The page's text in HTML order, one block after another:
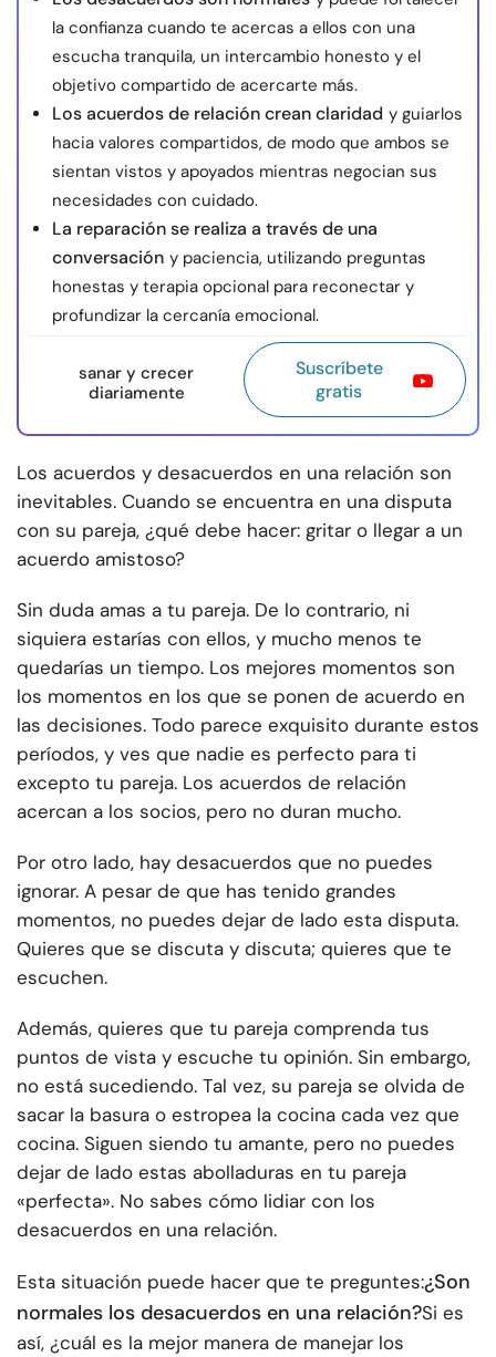
la confianza cuando te acercas a ellos con una
escucha tranquila, un intercambio honesto y el
objetivo compartido de acercarte más.
Los acuerdos de relación crean claridad y guiarlos
hacia valores compartidos, de modo que ambos se
sientan vistos y apoyados mientras negocian sus
necesidades con cuidado.
La reparación se realiza a través de una
conversación y paciencia, utilizando preguntas
honestas y terapia opcional para reconectar y
profundizar la cercanía emocional.
sanar y crecer
diariamente
Suscríbete
gratis
Los acuerdos y desacuerdos en una relación son
inevitables. Cuando se encuentra en una disputa
con su pareja, ¿qué debe hacer: gritar o llegar a un
acuerdo amistoso?
Sin duda amas a tu pareja. De lo contrario, ni
siquiera estarías con ellos, y mucho menos te
quedarías un tiempo. Los mejores momentos son
los momentos en los que se ponen de acuerdo en
las decisiones. Todo parece exquisito durante estos
períodos, y ves que nadie es perfecto para ti
excepto tu pareja. Los acuerdos de relación
acercan a los socios, pero no duran mucho.
Por otro lado, hay desacuerdos que no puedes
ignorar. A pesar de que has tenido grandes
momentos, no puedes dejar de lado esta disputa.
Quieres que se discuta y discuta; quieres que te
escuchen.
Además, quieres que tu pareja comprenda tus
puntos de vista y escuche tu opinión. Sin embargo,
no está sucediendo. Tal vez, su pareja se olvida de
sacar la basura o estropea la cocina cada vez que
cocina. Siguen siendo tu amante, pero no puedes
dejar de lado estas abolladuras en tu pareja
«perfecta». No sabes cómo lidiar con los
desacuerdos en una relación.
Esta situación puede hacer que te preguntes:¿Son
normales los desacuerdos en una relación?Si es
así, ¿cuál es la mejor manera de manejar los